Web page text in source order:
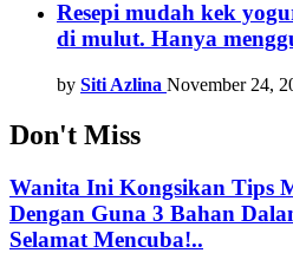
Resepi mudah kek
di mulut. Hanya
by Siti Azlina November 24,
Don't Miss
Wanita Ini Kongsikan Tips
Dengan Guna 3 Bahan
Selamat Mencuba!..